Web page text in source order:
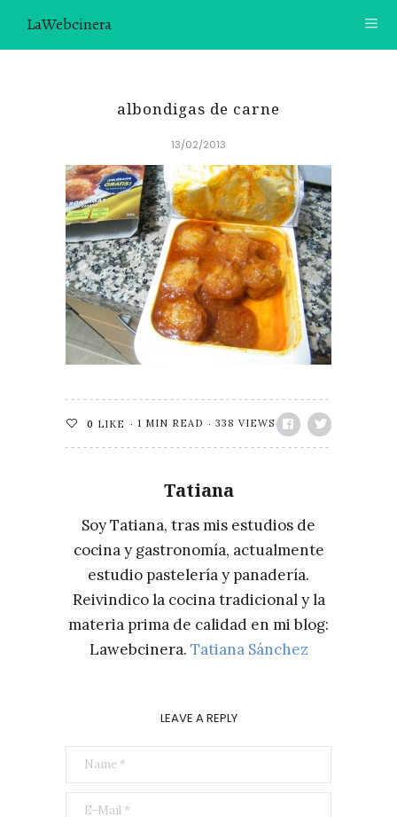
LaWebcinera
CONTACTO
SOBRE MÍ
¿TE GUSTARÍA UNIRTE A NUESTRA AVENTURA GASTRON
ÓMICA?
ÚNETE A LA NEWSLETTER
RECOMENDACIONES
albondigas de carne
13/02/2013
0 LIKE 1 MIN READ 338 VIEWS
Tatiana
Soy Tatiana, tras mis estudios de
cocina y gastronomía, actualmente
estudio pastelería y panadería.
Reivindico la cocina tradicional y la
materia prima de calidad en mi blog:
Lawebcinera. Tatiana Sánchez
LEAVE A REPLY